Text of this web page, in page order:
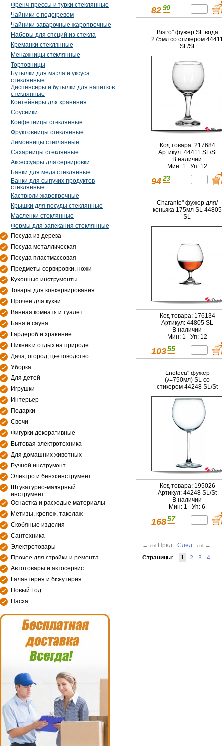
Френч-прессы и турки стеклянные
Чайники с подогревом
Чайники заварочные жаропрочные
Наборы для специй из стекла
Креманки стеклянные
Менажницы стеклянные
Тортовницы
Бутылки для масла и уксуса
стеклянные
Диспенсеры и бутылки для напитков
стеклянные
Контейнеры для хранения
Соусники
Конфетницы стеклянные
Фруктовницы стеклянные
Лимонницы стеклянные
Сахарницы стеклянные
Аксессуары для сервировки
Банки для меда стеклянные
Банки для сыпучих продуктов
стеклянные
Кастрюли жаропрочные
Крышки для посуды стеклянные
Масленки стеклянные
Формы для запекания стеклянные
Посуда из дерева
Посуда металлическая
Посуда пластмассовая
Предметы сервировки, ножи
Кухонные инструменты
Товары для консервирования
Прочее для кухни
Ванная комната и туалет
Баня и сауна
Гардероб и хранение
Пикник и отдых на природе
Дача, огород, цветоводство
Уборка
Для детей
Игрушки
Интерьер
Подарки
Свечи
Фигурки декоративные
Бытовая электротехника
Для домашних животных
Ручной инструмент
Электро и бензоинструмент
Штукатурно-малярный
инструмент
Оснастка и расходые материалы
Метизы, крепеж, такелаж
Скобяные изделия
Сантехника
Электротовары
Прочее для стройки и ремонта
Автотовары и автосервис
Галантерея и бижутерия
Новый Год
Пасха
82 90
Bistro" фужер SL вода
275мл со стикером
SL/St
Код товара: 217684
Артикул: 44411 SL/St
В наличии
Мин: 1 Уп: 12
94 23
Charante" фужер для/
коньяка 175мл SL 44805
SL
Код товара: 176134
Артикул: 44805 SL
В наличии
Мин: 1 Уп: 12
103 55
Enoteca" фужер
(v=750мл) SL со
стикером 44248 SL/St
Код товара: 195026
Артикул: 44248 SL/St
В наличии
Мин: 1 Уп: 6
168 57
← ctrl Пред. След. ctrl →
Страницы:
1 2 3 4